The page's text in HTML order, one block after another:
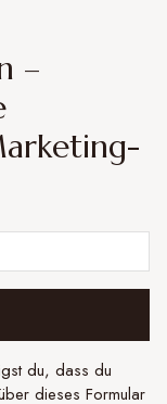
–
du, dass du
dieses Formular